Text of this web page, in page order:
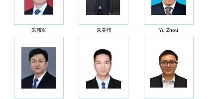
朱伟军 朱美印 Yu Zhou